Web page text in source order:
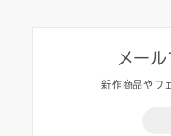
メー
新作商品やフ